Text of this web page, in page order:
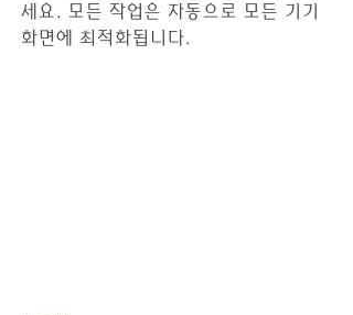
세요. 모든 작업은 자동으로 모든 기기
화면에 최적화됩니다.